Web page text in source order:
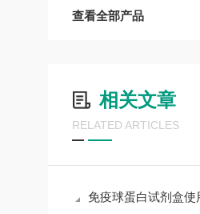
查看全部产品
相关文章
RELATED ARTICLES
免疫球蛋白试剂盒使用技